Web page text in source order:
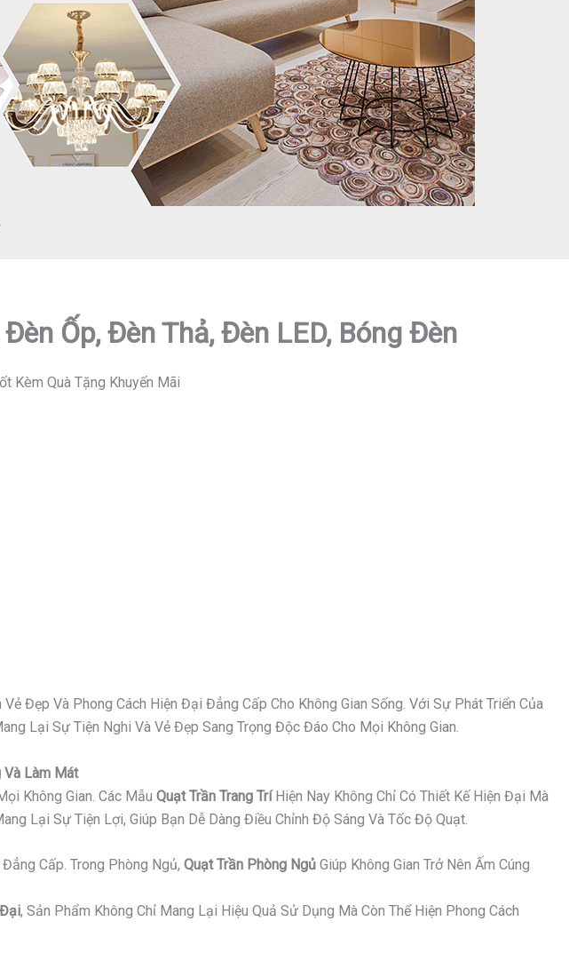
Ốp, Đèn Thả, Đèn LED, Bóng Đèn
Kèm Quà Tặng Khuyến Mãi
Đẹp Và Phong Cách Hiện Đại Đẳng Cấp Cho Không Gian Sống. Với Sự Phát Triển Của
Lại Sự Tiện Nghi Và Vẻ Đẹp Sang Trọng Độc Đáo Cho Mọi Không Gian.
Và Làm Mát
Không Gian. Các Mẫu Quạt Trần Trang TríHiện Nay Không Chỉ Có Thiết Kế Hiện Đại Mà
Lại Sự Tiện Lợi, Giúp Bạn Dễ Dàng Điều Chỉnh Độ Sáng Và Tốc Độ Quạt.
Cấp. Trong Phòng Ngủ, Quạt Trần Phòng Ngủ Giúp Không Gian Trở Nên Ấm Cúng
, Sản Phẩm Không Chỉ Mang Lại Hiệu Quả Sử Dụng Mà Còn Thể Hiện Phong Cách